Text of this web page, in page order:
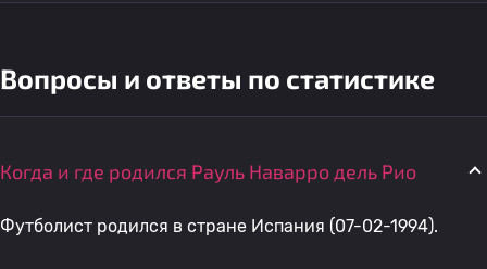
Вопросы и ответы по статистике
Когда и где родился Рауль Наварро дель Рио
Футболист родился в стране Испания (07-02-1994).